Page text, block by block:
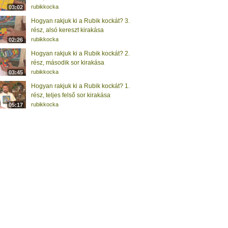
03:02 rubikkocka
02:26
Hogyan rakjuk ki a Rubik kockát? 3.
rész, alsó kereszt kirakása
rubikkocka
03:45
Hogyan rakjuk ki a Rubik kockát? 2.
rész, második sor kirakása
rubikkocka
05:17
Hogyan rakjuk ki a Rubik kockát? 1.
rész, teljes felső sor kirakása
rubikkocka